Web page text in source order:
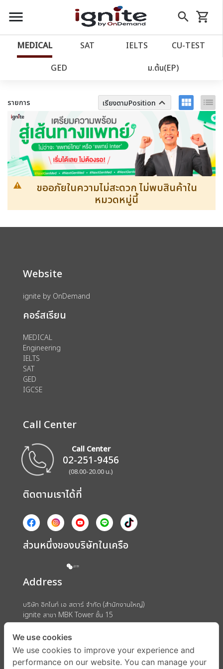
close
account_balance หน้าแรก
เว็บไซต์อิกไนท์
import_contacts วางแผนการเรียน
account_circle เข้าสู่ระบบ
assignment ลงทะเบียน
menu search
Skip
to
shopping_cart
รถเข็น
MEDICAL SAT IELTS CU‑TEST
GED ม.ต้น(EP)
ตัวกรอง
รายการ เรียงตามPosition keyboard_arrow_up view_module list
ขออภัยในความไม่สะดวก ไม่พบสินค้าใน
หมวดหมู่นี้
Website
ignite by OnDemand
คอร์สเรียน
MEDICAL
Engineering
IELTS
SAT
GED
IGCSE
Call Center
Call Center
02-251-9456
(08.00-20.00 น.)
ติดตามเราได้ที่
ส่วนหนึ่งของบริษัทในเครือ
Address
บริษัท อิกไนท์ เอ สตาร์ จำกัด (สำนักงานใหญ่)
ignite สาขา MBK Tower ชั้น 15
ถนนพญาไท แขวงวังใหม่ เขตปทุมวัน กรุงเทพมหานคร 10330
We use cookies
We use cookies to improve your experience and
performance on our website. You can manage your